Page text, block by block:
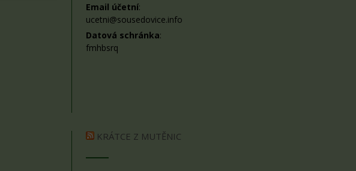
Email účetní:
ucetni@sousedovice.info
Datová schránka:
fmhbsrq
KRÁTCE Z MUTĚNIC